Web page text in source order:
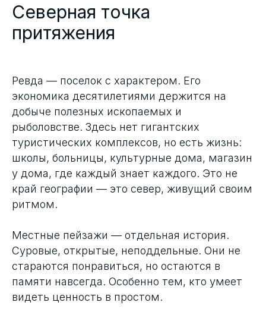
Северная точка
притяжения
Ревда — поселок с характером. Его
экономика десятилетиями держится на
добыче полезных ископаемых и
рыболовстве. Здесь нет гигантских
туристических комплексов, но есть жизнь:
школы, больницы, культурные дома, магазин
у дома, где каждый знает каждого. Это не
край географии — это север, живущий своим
ритмом.
Местные пейзажи — отдельная история.
Суровые, открытые, неподдельные. Они не
стараются понравиться, но остаются в
памяти навсегда. Особенно тем, кто умеет
видеть ценность в простом.